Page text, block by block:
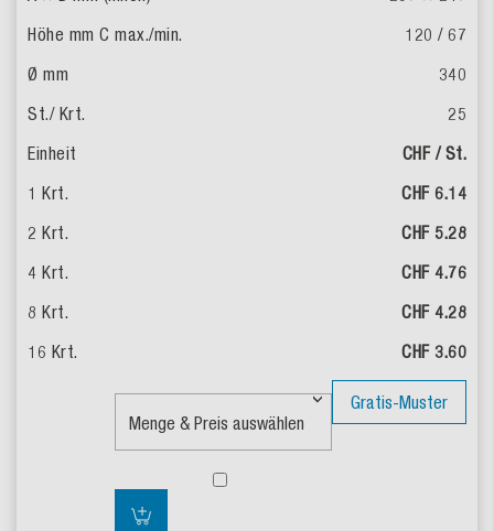
120 / 67
340
25
CHF / St.
CHF 6.14
CHF 5.28
CHF 4.76
CHF 4.28
CHF 3.60
Gratis-Muster